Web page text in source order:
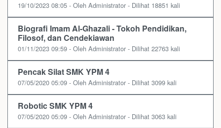
19/10/2023 08:05 - Oleh Administrator - Dilihat 18851 kali
Biografi Imam Al-Ghazali - Tokoh Pendidikan,
Filosof, dan Cendekiawan
01/11/2023 09:59 - Oleh Administrator - Dilihat 22763 kali
Pencak Silat SMK YPM 4
07/05/2020 05:09 - Oleh Administrator - Dilihat 3099 kali
Robotic SMK YPM 4
07/05/2020 05:09 - Oleh Administrator - Dilihat 3063 kali